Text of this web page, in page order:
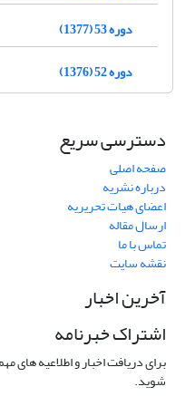
دوره 53 (1377)
دوره 52 (1376)
دسترسی سریع
صفحه اصلی
درباره نشریه
اعضای هیات تحریریه
ارسال مقاله
تماس با ما
نقشه سایت
آخرین اخبار
اشتراک خبرنامه
برای دریافت اخبار و اطلاعیه
شوید.